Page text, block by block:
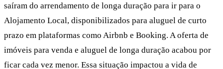
saíram do arrendamento de longa duração para ir para o
Alojamento Local, disponibilizados para aluguel de curto
prazo em plataformas como Airbnb e Booking. A oferta de
imóveis para venda e aluguel de longa duração acabou por
ficar cada vez menor. Essa situação impactou a vida de